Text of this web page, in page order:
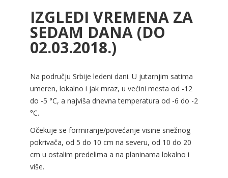
IZGLEDI VREMENA ZA
SEDAM DANA (DO
02.03.2018.)
Na području Srbije ledeni dani. U jutarnjim satima
umeren, lokalno i jak mraz, u većini mesta od -12
do -5 °C, a najviša dnevna temperatura od -6 do -2
°C.
Očekuje se formiranje/povećanje visine snežnog
pokrivača, od 5 do 10 cm na severu, od 10 do 20
cm u ostalim predelima a na planinama lokalno i
više.